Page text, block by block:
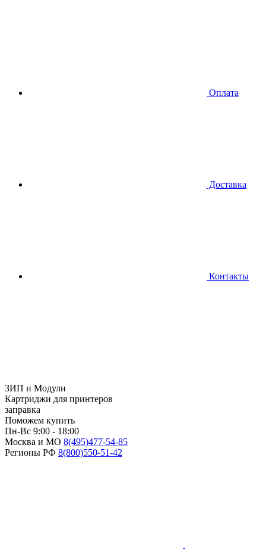
Оплата
Доставка
Контакты
ЗИП и Модули
Картриджи для принтеров
заправка
Поможем купить
Пн-Вс 9:00 - 18:00
Москва и МО 8(495)477-54-85
Регионы РФ 8(800)550-51-42